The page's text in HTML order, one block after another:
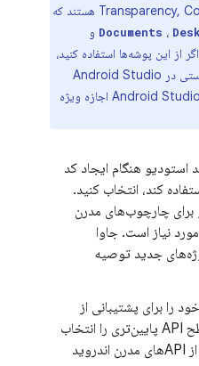
Transparency, Consent, and Control (TCC) هستند که
Documents ، و
از این پوشه‌ها استفاده کنید،
به درستی در Android Studio
نمایش داده نشوند، مگر اینکه به Android Studio اجازه ویژه
استودیو هنگام ایجاد کد
کند، انتخاب کنید.
برای چارچوب‌های مدرن
مانند Jetpack Compose مورد نیاز است. جاوا
جدید توصیه
را برای پشتیبانی از
برنامه انتخاب کنید. وقتی سطح API پایین‌تری را انتخاب
می‌کنید، برنامه شما نمی‌تواند از APIهای مدرن اندروید